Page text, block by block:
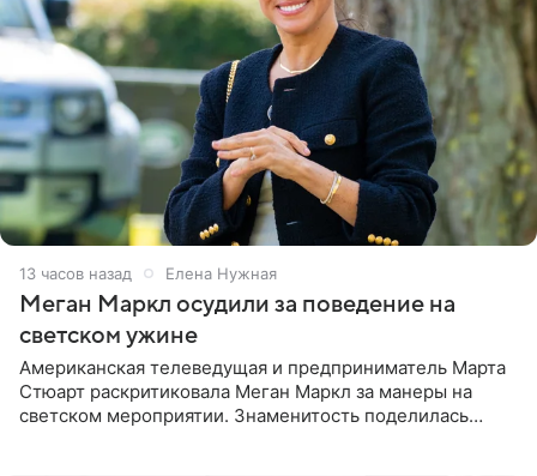
13 часов назад Елена Нужная
Меган Маркл осудили за поведение на
светском ужине
Американская телеведущая и предприниматель Марта
Стюарт раскритиковала Меган Маркл за манеры на
светском мероприятии. Знаменитость поделилась